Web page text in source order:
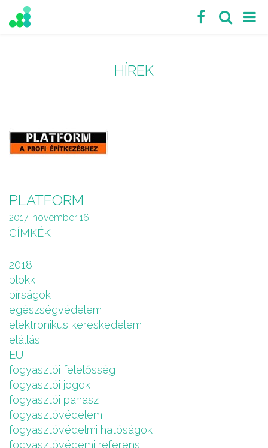
HÍREK
PLATFORM
2017. november 16.
CÍMKÉK
2018
blokk
bírságok
egészségvédelem
elektronikus kereskedelem
elállás
EU
fogyasztói felelősség
fogyasztói jogok
fogyasztói panasz
fogyasztóvédelem
fogyasztóvédelmi hatóságok
fogyasztóvédemi referens